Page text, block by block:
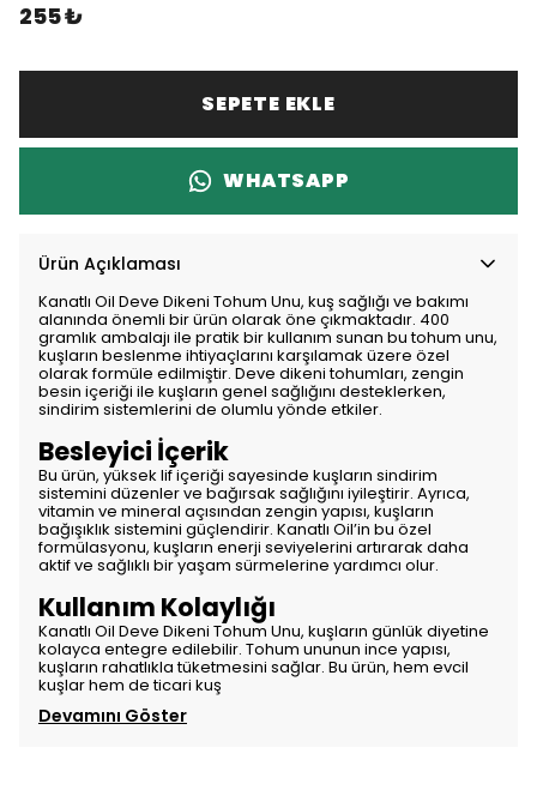
255 ₺
SEPETE EKLE
WHATSAPP
Ürün Açıklaması
Kanatlı Oil Deve Dikeni Tohum Unu, kuş sağlığı ve bakımı
alanında önemli bir ürün olarak öne çıkmaktadır. 400
gramlık ambalajı ile pratik bir kullanım sunan bu tohum unu,
kuşların beslenme ihtiyaçlarını karşılamak üzere özel
olarak formüle edilmiştir. Deve dikeni tohumları, zengin
besin içeriği ile kuşların genel sağlığını desteklerken,
sindirim sistemlerini de olumlu yönde etkiler.
Besleyici İçerik
Bu ürün, yüksek lif içeriği sayesinde kuşların sindirim
sistemini düzenler ve bağırsak sağlığını iyileştirir. Ayrıca,
vitamin ve mineral açısından zengin yapısı, kuşların
bağışıklık sistemini güçlendirir. Kanatlı Oil’in bu özel
formülasyonu, kuşların enerji seviyelerini artırarak daha
aktif ve sağlıklı bir yaşam sürmelerine yardımcı olur.
Kullanım Kolaylığı
Kanatlı Oil Deve Dikeni Tohum Unu, kuşların günlük diyetine
kolayca entegre edilebilir. Tohum ununun ince yapısı,
kuşların rahatlıkla tüketmesini sağlar. Bu ürün, hem evcil
kuşlar hem de ticari kuş
Devamını Göster